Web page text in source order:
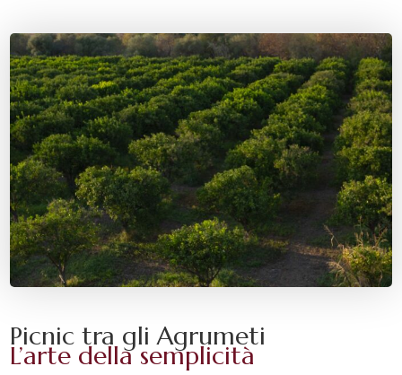
Picnic tra gli Agrumeti
L’arte della semplicità